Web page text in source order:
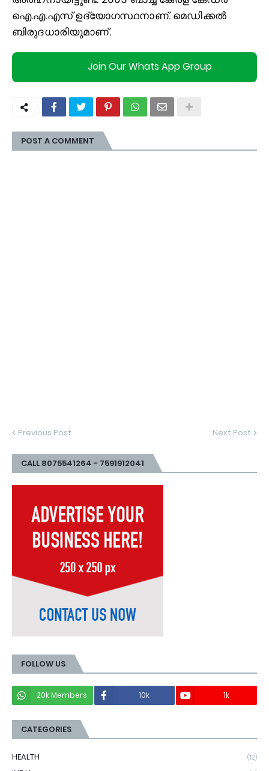
ഐ.എ.എസ് ഉദ്യോഗസ്ഥനാണ്. മെഡിക്കല്‍
ബിരുദധാരിയുമാണ്.
Join Our Whats App Group
POST A COMMENT
Previous Post Next Post
CALL 8075541264 - 7591912041
FOLLOW US
20k Members 10k 1k
CATEGORIES
HEALTH (12)